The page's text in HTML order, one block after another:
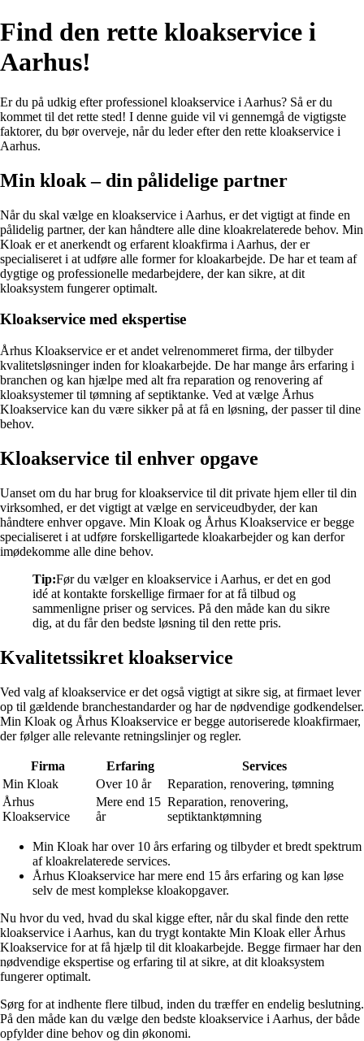
Find den rette kloakservice i
Aarhus!
Er du på udkig efter professionel kloakservice i Aarhus? Så er du
kommet til det rette sted! I denne guide vil vi gennemgå de vigtigste
faktorer, du bør overveje, når du leder efter den rette kloakservice i
Aarhus.
Min kloak – din pålidelige partner
Når du skal vælge en kloakservice i Aarhus, er det vigtigt at finde en
pålidelig partner, der kan håndtere alle dine kloakrelaterede behov. Min
Kloak er et anerkendt og erfarent kloakfirma i Aarhus, der er
specialiseret i at udføre alle former for kloakarbejde. De har et team af
dygtige og professionelle medarbejdere, der kan sikre, at dit
kloaksystem fungerer optimalt.
Kloakservice med ekspertise
Århus Kloakservice er et andet velrenommeret firma, der tilbyder
kvalitetsløsninger inden for kloakarbejde. De har mange års erfaring i
branchen og kan hjælpe med alt fra reparation og renovering af
kloaksystemer til tømning af septiktanke. Ved at vælge Århus
Kloakservice kan du være sikker på at få en løsning, der passer til dine
behov.
Kloakservice til enhver opgave
Uanset om du har brug for kloakservice til dit private hjem eller til din
virksomhed, er det vigtigt at vælge en serviceudbyder, der kan
håndtere enhver opgave. Min Kloak og Århus Kloakservice er begge
specialiseret i at udføre forskelligartede kloakarbejder og kan derfor
imødekomme alle dine behov.
Tip:Før du vælger en kloakservice i Aarhus, er det en god
idé at kontakte forskellige firmaer for at få tilbud og
sammenligne priser og services. På den måde kan du sikre
dig, at du får den bedste løsning til den rette pris.
Kvalitetssikret kloakservice
Ved valg af kloakservice er det også vigtigt at sikre sig, at firmaet lever
op til gældende branchestandarder og har de nødvendige godkendelser.
Min Kloak og Århus Kloakservice er begge autoriserede kloakfirmaer,
der følger alle relevante retningslinjer og regler.
Firma Erfaring
Services
Min Kloak
Over 10 år
Reparation, renovering, tømning
Århus
Kloakservice
Mere end 15
år
Reparation, renovering,
septiktanktømning
Min Kloak har over 10 års erfaring og tilbyder et bredt spektrum
af kloakrelaterede services.
Århus Kloakservice har mere end 15 års erfaring og kan løse
selv de mest komplekse kloakopgaver.
Nu hvor du ved, hvad du skal kigge efter, når du skal finde den rette
kloakservice i Aarhus, kan du trygt kontakte Min Kloak eller Århus
Kloakservice for at få hjælp til dit kloakarbejde. Begge firmaer har den
nødvendige ekspertise og erfaring til at sikre, at dit kloaksystem
fungerer optimalt.
Sørg for at indhente flere tilbud, inden du træffer en endelig beslutning.
På den måde kan du vælge den bedste kloakservice i Aarhus, der både
opfylder dine behov og din økonomi.